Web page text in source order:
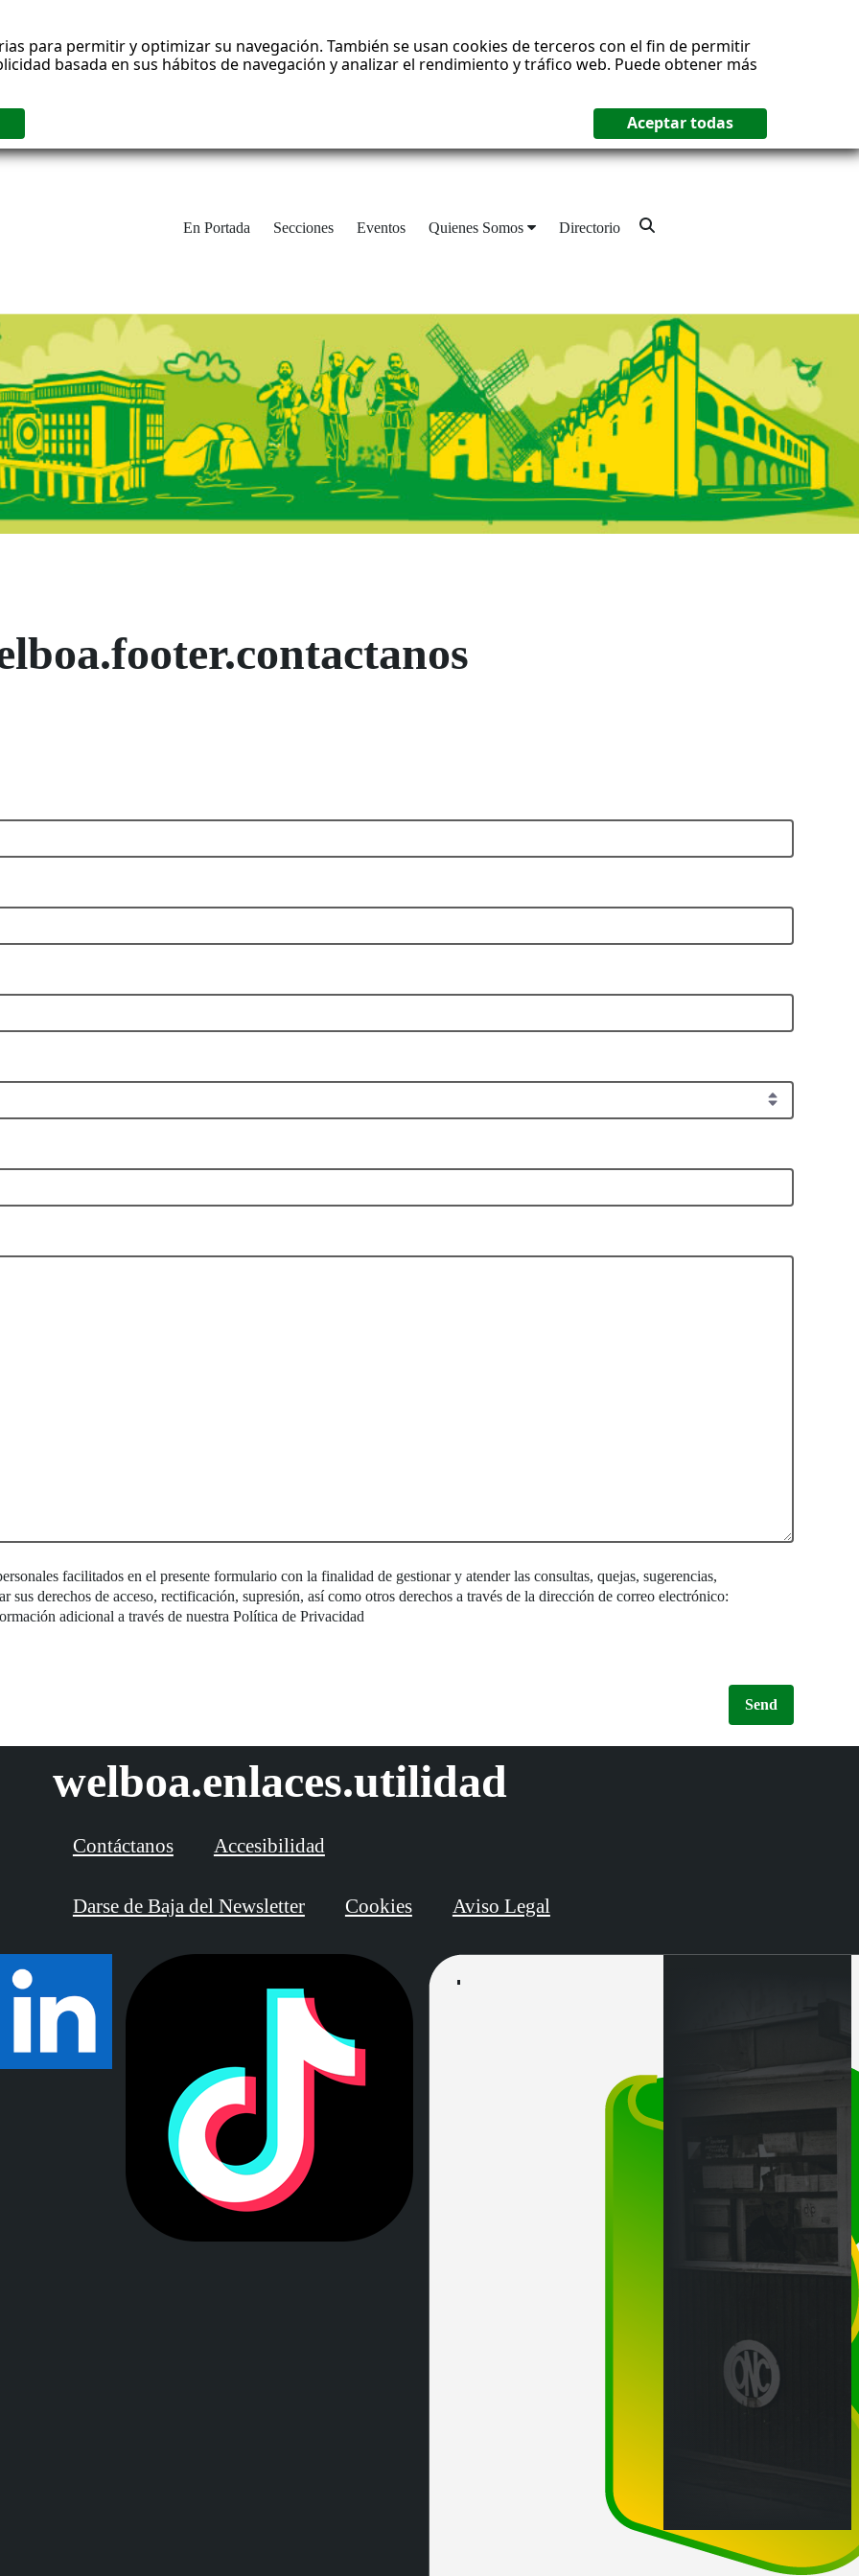
para permitir y optimizar su navegación. También se usan cookies de terceros con el fin de permitir
basada en sus hábitos de navegación y analizar el rendimiento y tráfico web. Puede obtener más
En Portada Secciones Eventos Quienes Somos Directorio
facilitados en el presente formulario con la finalidad de gestionar y atender las consultas, quejas, sugerencias,
sus derechos de acceso, rectificación, supresión, así como otros derechos a través de la dirección de correo electrónico:
adicional a través de nuestra Política de Privacidad
Send
welboa.enlaces.utilidad
Contáctanos Accesibilidad
Darse de Baja del Newsletter Cookies Aviso Legal